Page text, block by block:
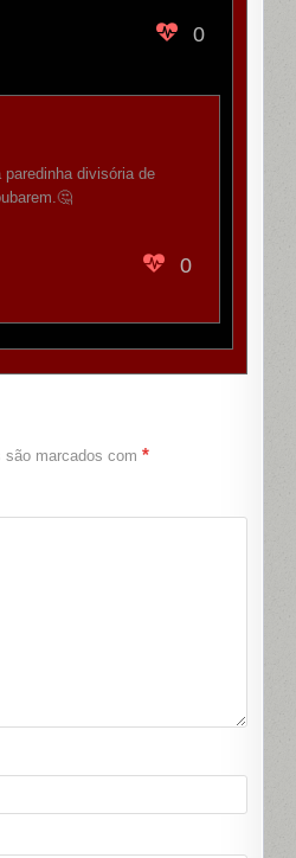
0
divisória de
0
são marcados com *